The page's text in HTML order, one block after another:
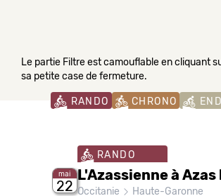
Le partie Filtre est camouflable en cliquant
sa petite case de fermeture.
RANDO CHRONO
mai
22
RANDO
L'Azassienne à
Occitanie Haute-Garonne